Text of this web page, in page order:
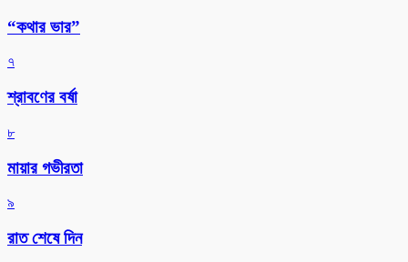
“কথার ভার”
৭
শ্রাবণের বর্ষা
৮
মায়ার গভীরতা
৯
রাত শেষে দিন